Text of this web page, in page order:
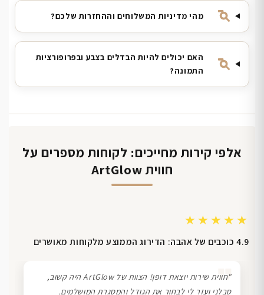
מהי מדיניות המשלוחים וההחזרות שלכם?
האם יכולים להיות הבדלים בצבע ובפרופורציות
התמונה?
אלפי קירות מחייכים: לקוחות מספרים על
חווית ArtGlow
★★★★★
4.9 כוכבים של אהבה: הדירוג הממוצע מלקוחות מאושרים
❞
"חווית שירות יוצאת דופן! הצוות של ArtGlow היה קשוב,
סבלני ועזר לי לבחור את הגודל והמסגרת המושלמים.